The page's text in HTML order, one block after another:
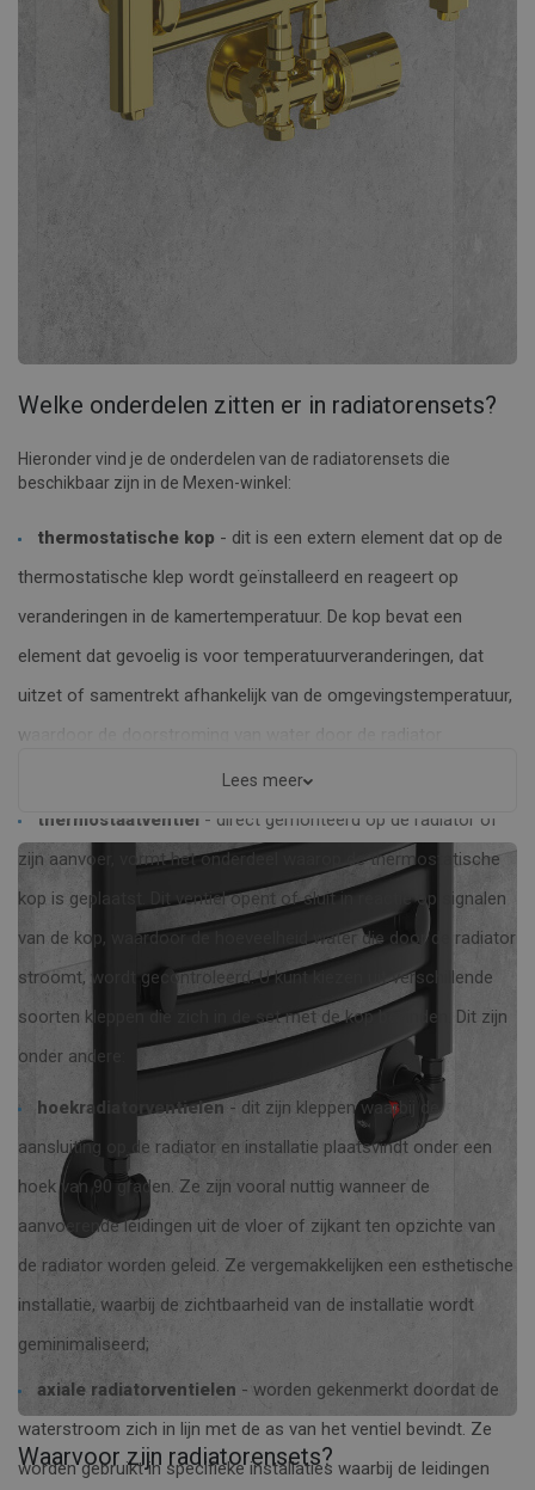
Welke onderdelen zitten er in radiatorensets?
Hieronder vind je de onderdelen van de radiatorensets die
beschikbaar zijn in de Mexen-winkel:
thermostatische kop - dit is een extern element dat op de
thermostatische klep wordt geïnstalleerd en reageert op
veranderingen in de kamertemperatuur. De kop bevat een
element dat gevoelig is voor temperatuurveranderingen, dat
uitzet of samentrekt afhankelijk van de omgevingstemperatuur,
waardoor de doorstroming van water door de radiator
automatisch wordt aangepast;
thermostaatventiel - direct gemonteerd op de radiator of
zijn aanvoer, vormt het onderdeel waarop de thermostatische
kop is geplaatst. Dit ventiel opent of sluit in reactie op signalen
van de kop, waardoor de hoeveelheid water die door de radiator
stroomt, wordt gecontroleerd. U kunt kiezen uit verschillende
soorten kleppen die zich in de set met de kop bevinden. Dit zijn
onder andere:
hoekradiatorventielen - dit zijn kleppen waarbij de
aansluiting op de radiator en installatie plaatsvindt onder een
hoek van 90 graden. Ze zijn vooral nuttig wanneer de
aanvoerende leidingen uit de vloer of zijkant ten opzichte van
de radiator worden geleid. Ze vergemakkelijken een esthetische
installatie, waarbij de zichtbaarheid van de installatie wordt
geminimaliseerd;
axiale radiatorventielen - worden gekenmerkt doordat de
waterstroom zich in lijn met de as van het ventiel bevindt. Ze
worden gebruikt in specifieke installaties waarbij de leidingen
Lees meer
Waarvoor zijn radiatorensets?